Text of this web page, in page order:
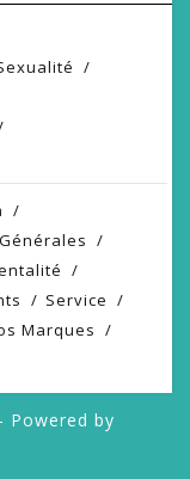
Service
Marques
Powered by